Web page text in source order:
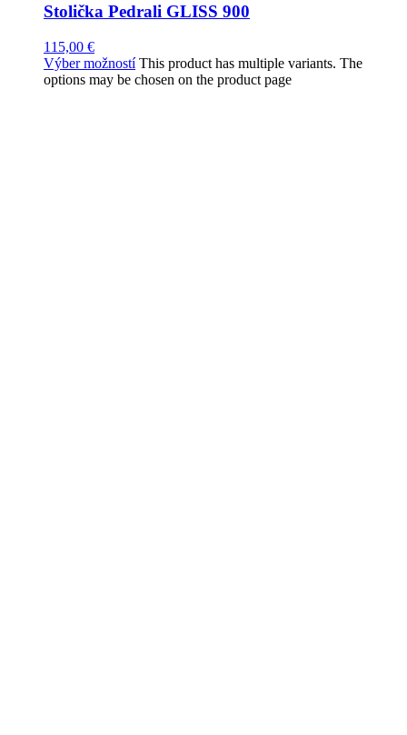
Stolička Pedrali GLISS 900
115,00 €
Výber možností This product has multiple variants. The
options may be chosen on the product page